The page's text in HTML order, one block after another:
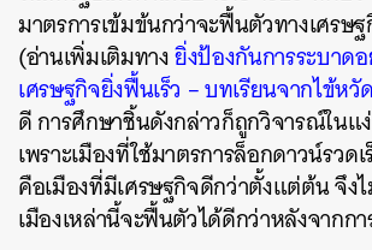
มาตรการเข้มข้นกว่าจะฟื้นตัวทางเศรษฐ
(อ่านเพิ่มเติมทางยิ่งป้องกันการระบาด
เศรษฐกิจยิ่งฟื้นเร็ว – บทเรียนจากไข้หวั
ดี การศึกษาชิ้นดังกล่าวก็ถูกวิจารณ์ในแ
เพราะเมืองที่ใช้มาตรการล็อกดาวน์รวด
คือเมืองที่มีเศรษฐกิจดีกว่าตั้งแต่ต้น จึง
เมืองเหล่านี้จะฟื้นตัวได้ดีกว่าหลังจากก